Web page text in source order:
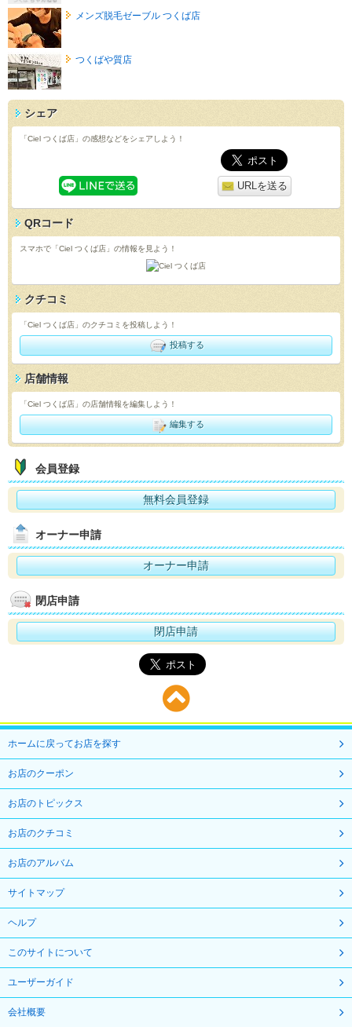
メンズ脱毛ゼーブル つくば店
つくばや質店
シェア
「Ciel つくば店」の感想などをシェアしよう！
URLを送る
QRコード
スマホで「Ciel つくば店」の情報を見よう！
クチコミ
「Ciel つくば店」のクチコミを投稿しよう！
投稿する
店舗情報
「Ciel つくば店」の店舗情報を編集しよう！
編集する
会員登録
無料会員登録
オーナー申請
オーナー申請
閉店申請
閉店申請
ホームに戻ってお店を探す
お店のクーポン
お店のトピックス
お店のクチコミ
お店のアルバム
サイトマップ
ヘルプ
このサイトについて
ユーザーガイド
会社概要